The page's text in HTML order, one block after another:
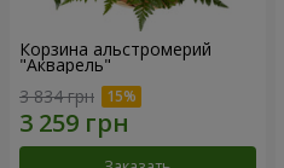
Корзина альстромерий
"Акварель"
3 834 грн